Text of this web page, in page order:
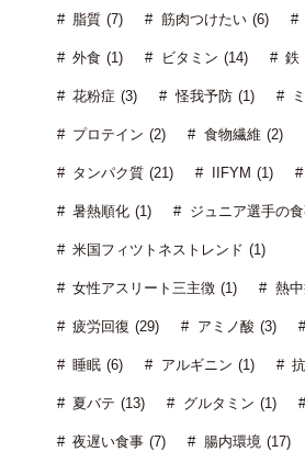
脂質 (7) 筋肉つけたい (6)
外食 (1) ビタミン (14) 鉄
花粉症 (3) 怪我予防 (1)
プロテイン (2) 食物繊維 (2)
タンパク質 (21) IIFYM (1)
暑熱順化 (1) ジュニア選手の
米国フィツトネストレンド (1)
女性アスリート三主徴 (1) 熱
疲労回復 (29) アミノ酸 (3)
睡眠 (6) アルギニン (1)
夏バテ (13) グルタミン (1)
夜遅い食事 (7) 腸内環境 (17)